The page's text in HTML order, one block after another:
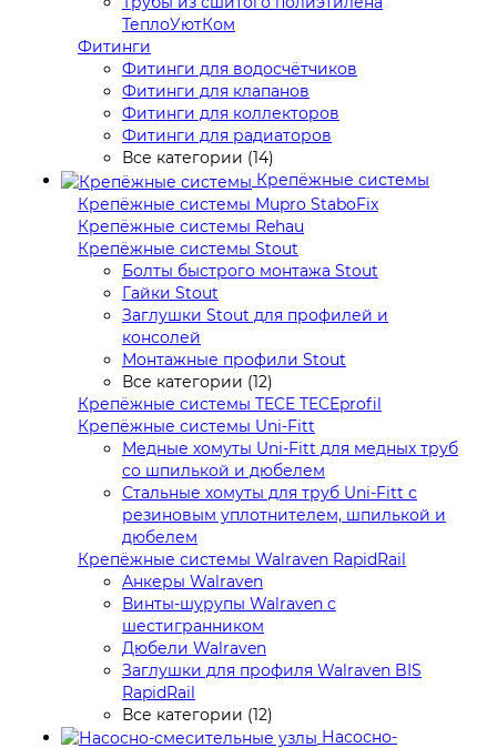
ТеплоУютКом
Фитинги
Фитинги для водосчётчиков
Фитинги для клапанов
Фитинги для коллекторов
Фитинги для радиаторов
Все категории (14)
Крепёжные системы
Крепёжные системы Mupro StaboFix
Крепёжные системы Rehau
Крепёжные системы Stout
Болты быстрого монтажа Stout
Гайки Stout
Заглушки Stout для профилей и
консолей
Монтажные профили Stout
Все категории (12)
Крепёжные системы TECE TECEprofil
Крепёжные системы Uni-Fitt
Медные хомуты Uni-Fitt для медных труб
со шпилькой и дюбелем
Стальные хомуты для труб Uni-Fitt с
резиновым уплотнителем, шпилькой и
дюбелем
Крепёжные системы Walraven RapidRail
Анкеры Walraven
Винты-шурупы Walraven с
шестигранником
Дюбели Walraven
Заглушки для профиля Walraven BIS
RapidRail
Все категории (12)
Насосно-